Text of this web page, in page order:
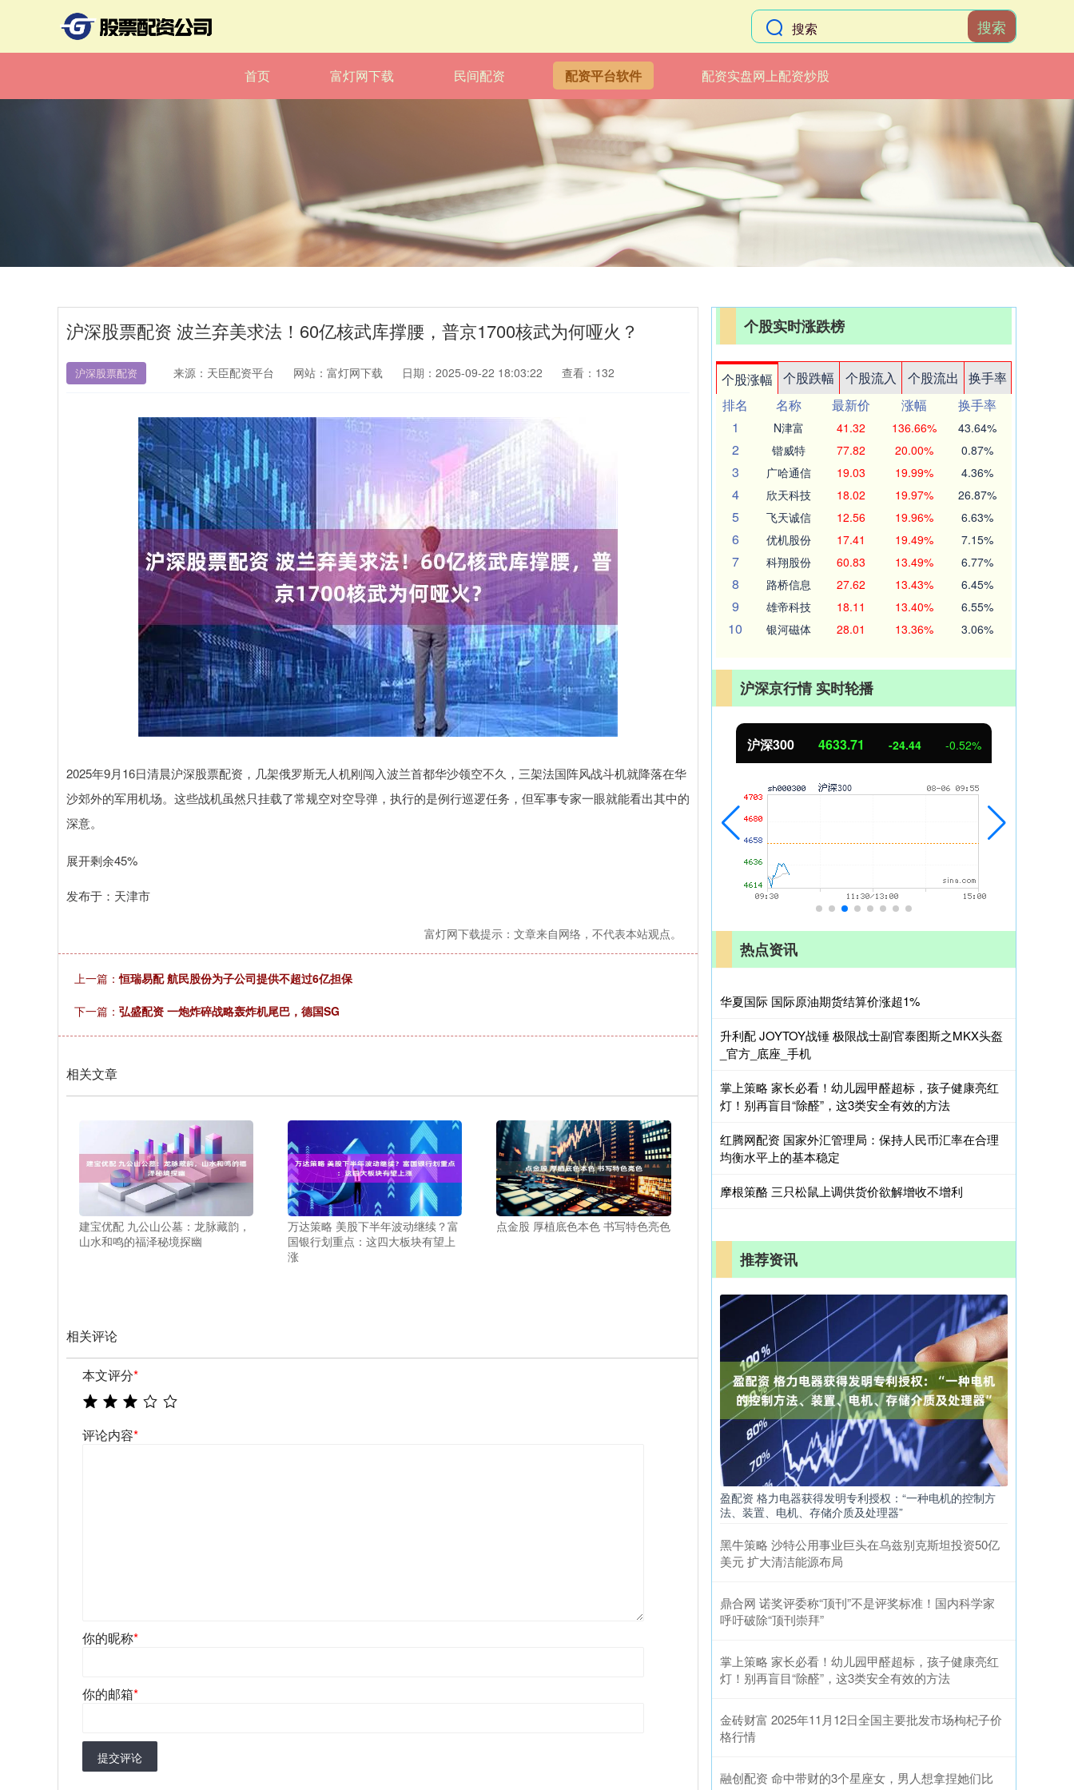
搜索
首页 富灯网下载 民间配资 配资平台软件 配资实盘网上配资炒股
沪深股票配资 波兰弃美求法！60亿核武库撑腰，普京1700核武为何哑火？
沪深股票配资 来源：天臣配资平台 网站：富灯网下载 日期：2025-09-22 18:03:22 查看：132
2025年9月16日清晨沪深股票配资，几架俄罗斯无人机刚闯入波兰首都华沙领空不久，三架法国阵风战斗机就降落在华
沙郊外的军用机场。这些战机虽然只挂载了常规空对空导弹，执行的是例行巡逻任务，但军事专家一眼就能看出其中的
深意。
展开剩余45%
发布于：天津市
富灯网下载提示：文章来自网络，不代表本站观点。
上一篇：恒瑞易配 航民股份为子公司提供不超过6亿担保
下一篇： 弘盛配资 一炮炸碎战略轰炸机尾巴，德国SG
相关文章
建宝优配 九公山公墓：龙脉藏韵，
山水和鸣的福泽秘境探幽
万达策略 美股下半年波动继续？富
国银行划重点：这四大板块有望上
涨
点金股 厚植底色本色 书写特色亮色
相关评论
本文评分*
评论内容*
你的昵称*
你的邮箱*
提交评论
个股实时涨跌榜
个股涨幅 个股跌幅 个股流入 个股流出
换手率
排名
名称 最新价 涨幅
换手率
1
N津富 41.32 136.66% 43.64%
2 锴威特 77.82 20.00% 0.87%
3 广哈通信 19.03 19.99% 4.36%
4 欣天科技 18.02 19.97% 26.87%
5 飞天诚信 12.56 19.96% 6.63%
6 优机股份 17.41 19.49% 7.15%
7 科翔股份 60.83 13.49% 6.77%
8 路桥信息 27.62 13.43% 6.45%
9 雄帝科技 18.11 13.40% 6.55%
10 银河磁体 28.01 13.36% 3.06%
沪深京行情 实时轮播
-0.52% 北证50 1119.98
热点资讯
华夏国际 国际原油期货结算价涨超1%
升利配 JOYTOY战锤 极限战士副官泰图斯之MKX头盔
_官方_底座_手机
掌上策略 家长必看！幼儿园甲醛超标，孩子健康亮红
灯！别再盲目“除醛”，这3类安全有效的方法
红腾网配资 国家外汇管理局：保持人民币汇率在合理
均衡水平上的基本稳定
摩根策酪 三只松鼠上调供货价欲解增收不增利
推荐资讯
盈配资 格力电器获得发明专利授权：“一种电机的控制方
法、装置、电机、存储介质及处理器”
黑牛策略 沙特公用事业巨头在乌兹别克斯坦投资50亿
美元 扩大清洁能源布局
鼎合网 诺奖评委称“顶刊”不是评奖标准！国内科学家
呼吁破除“顶刊崇拜”
掌上策略 家长必看！幼儿园甲醛超标，孩子健康亮红
灯！别再盲目“除醛”，这3类安全有效的方法
金砖财富 2025年11月12日全国主要批发市场枸杞子价
格行情
融创配资 命中带财的3个星座女，男人想拿捏她们比